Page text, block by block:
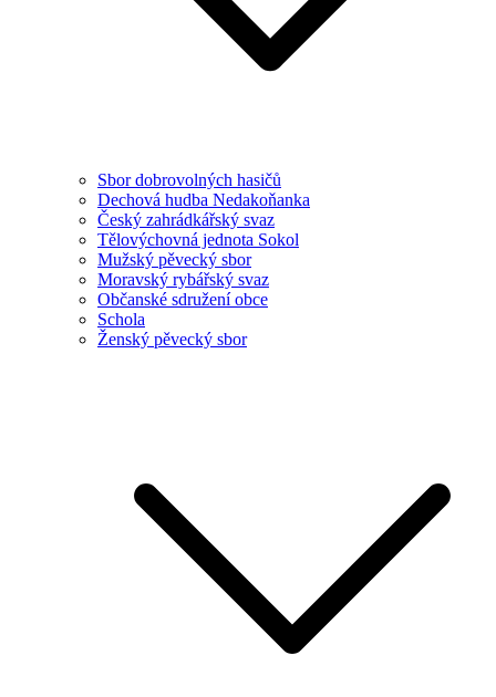
Sbor dobrovolných hasičů
Dechová hudba Nedakoňanka
Český zahrádkářský svaz
Tělovýchovná jednota Sokol
Mužský pěvecký sbor
Moravský rybářský svaz
Občanské sdružení obce
Schola
Ženský pěvecký sbor